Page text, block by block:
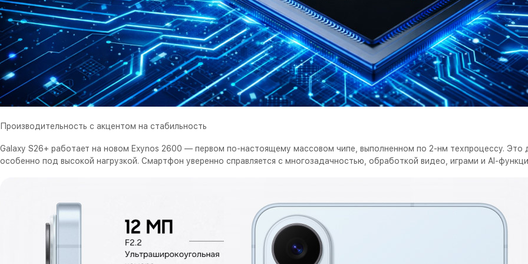
Производительность с акцентом на стабильность
Galaxy S26+ работает на новом Exynos 2600 — первом по-настоящему массовом чипе, выполненном по 2-нм техпроцессу. Это
особенно под высокой нагрузкой. Смартфон уверенно справляется с многозадачностью, обработкой видео, играми и AI-